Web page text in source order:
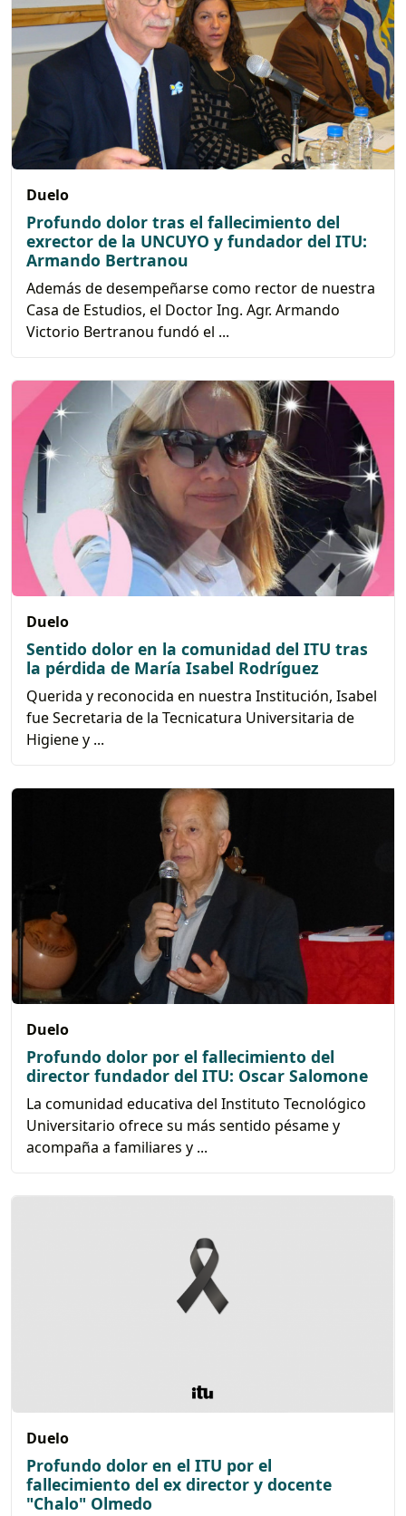
Duelo
Profundo dolor tras el fallecimiento del
exrector de la UNCUYO y fundador del ITU:
Armando Bertranou
Además de desempeñarse como rector de nuestra
Casa de Estudios, el Doctor Ing. Agr. Armando
Victorio Bertranou fundó el ...
Duelo
Sentido dolor en la comunidad del ITU tras
la pérdida de María Isabel Rodríguez
Querida y reconocida en nuestra Institución, Isabel
fue Secretaria de la Tecnicatura Universitaria de
Higiene y ...
Duelo
Profundo dolor por el fallecimiento del
director fundador del ITU: Oscar Salomone
La comunidad educativa del Instituto Tecnológico
Universitario ofrece su más sentido pésame y
acompaña a familiares y ...
Duelo
Profundo dolor en el ITU por el
fallecimiento del ex director y docente
"Chalo" Olmedo